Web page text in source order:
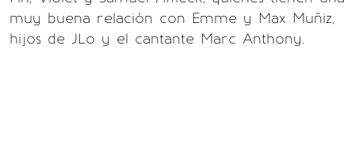
muy buena relación con Emme y Max Muñiz,
hijos de JLo y el cantante Marc Anthony.